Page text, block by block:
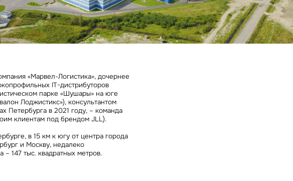
«Марвел-Логистика», дочернее
IT-дистрибуторов
парке «Шушары» на юге
Лоджистикс»), консультантом
Петербурга в 2021 году, – команда
клиентам под брендом JLL).
в 15 км к югу от центра города
и Москву, недалеко
147 тыс. квадратных метров.
времени